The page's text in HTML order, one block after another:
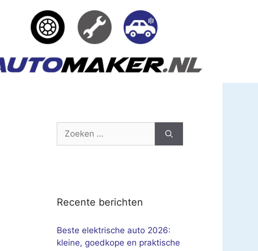
Zoek
Recente berichten
Beste elektrische auto 2026:
kleine, goedkope en praktische